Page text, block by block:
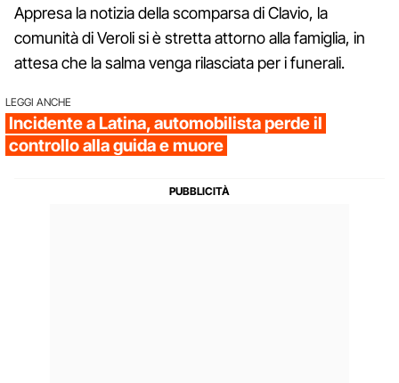
Appresa la notizia della scomparsa di Clavio, la
comunità di Veroli si è stretta attorno alla famiglia, in
attesa che la salma venga rilasciata per i funerali.
LEGGI ANCHE
Incidente a Latina, automobilista perde il
controllo alla guida e muore